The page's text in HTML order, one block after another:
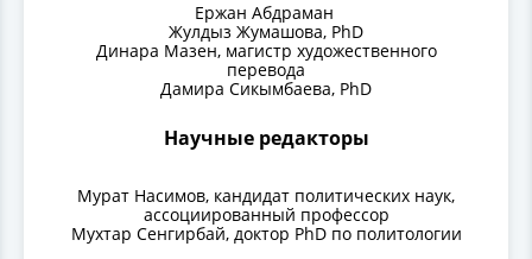
Ержан Абдраман
Жулдыз Жумашова, PhD
Динара Мазен, магистр художественного
перевода
Дамира Сикымбаева, PhD
Научные редакторы
Мурат Насимов, кандидат политических наук,
ассоциированный профессор
Мухтар Сенгирбай, доктор PhD по политологии